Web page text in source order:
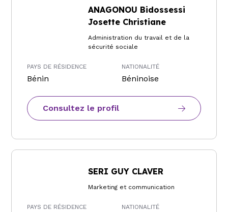
ANAGONOU Bidossessi
Josette Christiane
Administration du travail et de la
sécurité sociale
PAYS DE RÉSIDENCE
Bénin
NATIONALITÉ
Béninoise
Consultez le profil
SERI GUY CLAVER
Marketing et communication
PAYS DE RÉSIDENCE NATIONALITÉ